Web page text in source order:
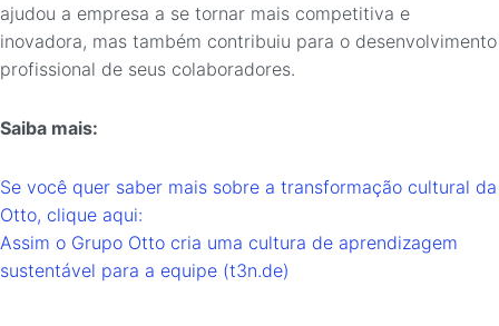
ajudou a empresa a se tornar mais competitiva e
inovadora, mas também contribuiu para o desenvolvimento
profissional de seus colaboradores.
Saiba mais:
Se você quer saber mais sobre a transformação cultural da
Otto, clique aqui:
Assim o Grupo Otto cria uma cultura de aprendizagem
sustentável para a equipe (t3n.de)